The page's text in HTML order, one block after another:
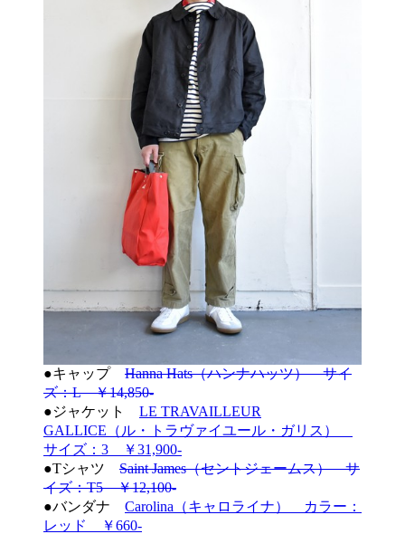
●キャップ Hanna Hats（ハンナハッツ） サイ
ズ：L ￥14,850-
●ジャケット LE TRAVAILLEUR
GALLICE（ル・トラヴァイユール・ガリス）
サイズ：3 ￥31,900-
●Tシャツ Saint James（セントジェームス） サ
イズ：T5 ￥12,100-
●バンダナ Carolina（キャロライナ） カラー：
レッド ￥660-